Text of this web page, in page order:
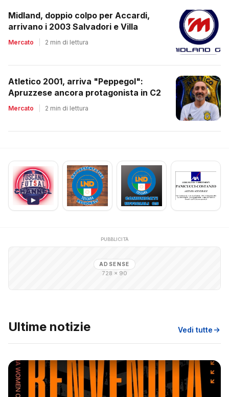
Midland, doppio colpo per Accardi,
arrivano i 2003 Salvadori e Villa
Mercato 2 min di lettura
Atletico 2001, arriva "Peppegol":
Apruzzese ancora protagonista in C2
Mercato 2 min di lettura
PUBBLICITÀ
ADSENSE
728 × 90
Ultime notizie Vedi tutte